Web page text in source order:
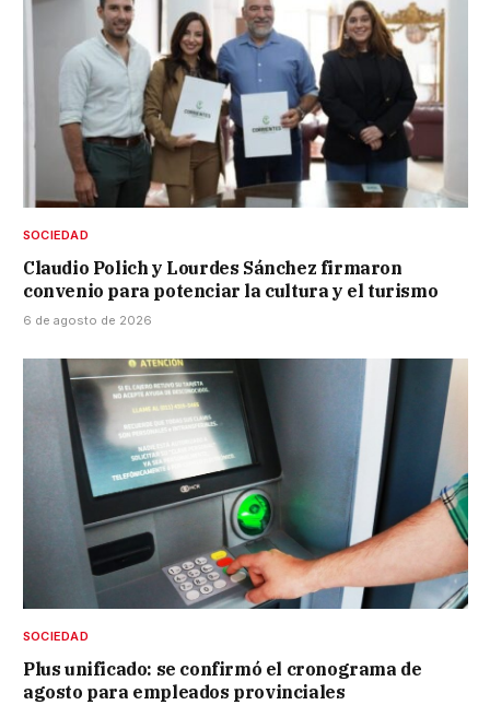
SOCIEDAD
Claudio Polich y Lourdes Sánchez firmaron
convenio para potenciar la cultura y el turismo
6 de agosto de 2026
SOCIEDAD
Plus unificado: se confirmó el cronograma de
agosto para empleados provinciales